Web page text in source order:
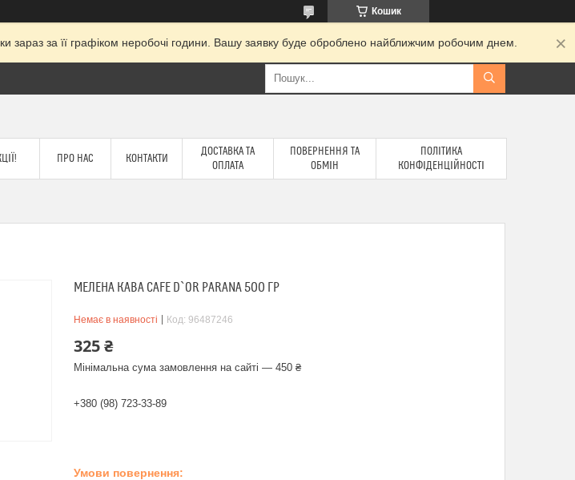
Кошик
зараз за її графіком неробочі години. Вашу заявку буде оброблено найближчим робочим днем.
ПРО НАС КОНТАКТИ
ДОСТАВКА ТА
ОПЛАТА
ПОВЕРНЕННЯ ТА
ОБМІН
ПОЛІТИКА
КОНФІДЕНЦІЙНОСТІ
МЕЛЕНА КАВА CAFE D`OR PARANA 500 ГР
Немає в наявності Код: 96487246
325 ₴
Мінімальна сума замовлення на сайті — 450 ₴
+380 (98) 723-33-89